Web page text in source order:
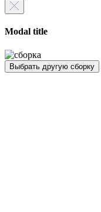
Modal title
Выбрать другую сборку